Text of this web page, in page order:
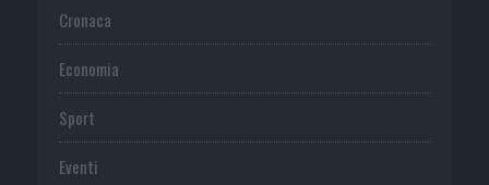
Cronaca
Economia
Sport
Eventi